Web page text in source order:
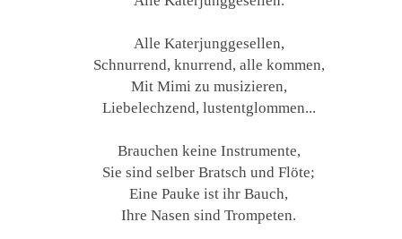
Alle Katerjunggesellen,
Schnurrend, knurrend, alle kommen,
Mit Mimi zu musizieren,
Liebelechzend, lustentglommen...
Brauchen keine Instrumente,
Sie sind selber Bratsch und Flöte;
Eine Pauke ist ihr Bauch,
Ihre Nasen sind Trompeten.